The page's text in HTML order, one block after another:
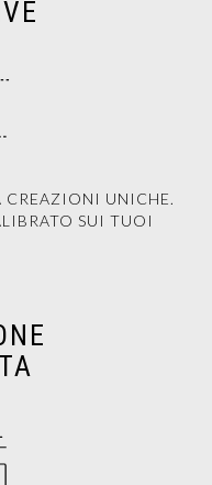
CREAZIONI UNICHE.
SUI TUOI